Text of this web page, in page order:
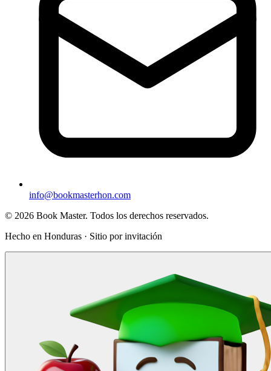
info@bookmasterhon.com
© 2026 Book Master. Todos los derechos reservados.
Hecho en Honduras · Sitio por invitación